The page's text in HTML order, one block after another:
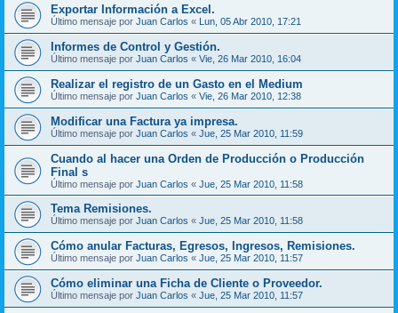
Exportar Información a Excel.
Último mensaje por Juan Carlos « Lun, 05 Abr 2010, 17:21
Informes de Control y Gestión.
Último mensaje por Juan Carlos « Vie, 26 Mar 2010, 16:04
Realizar el registro de un Gasto en el Medium
Último mensaje por Juan Carlos « Vie, 26 Mar 2010, 12:38
Modificar una Factura ya impresa.
Último mensaje por Juan Carlos « Jue, 25 Mar 2010, 11:59
Cuando al hacer una Orden de Producción o Producción
Final s
Último mensaje por Juan Carlos « Jue, 25 Mar 2010, 11:58
Tema Remisiones.
Último mensaje por Juan Carlos « Jue, 25 Mar 2010, 11:58
Cómo anular Facturas, Egresos, Ingresos, Remisiones.
Último mensaje por Juan Carlos « Jue, 25 Mar 2010, 11:57
Cómo eliminar una Ficha de Cliente o Proveedor.
Último mensaje por Juan Carlos « Jue, 25 Mar 2010, 11:57